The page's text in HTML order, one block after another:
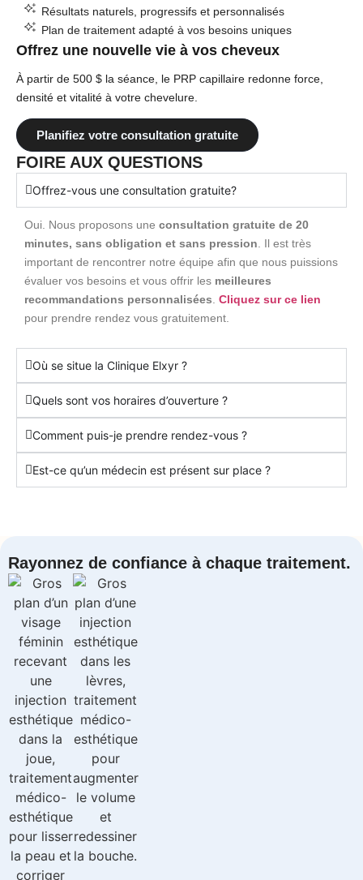
Résultats naturels, progressifs et personnalisés
Plan de traitement adapté à vos besoins uniques
Offrez une nouvelle vie à vos cheveux
À partir de 500 $ la séance, le PRP capillaire redonne force,
densité et vitalité à votre chevelure.
Planifiez votre consultation gratuite
FOIRE AUX QUESTIONS
Offrez-vous une consultation gratuite?
Oui. Nous proposons une consultation gratuite de 20
minutes, sans obligation et sans pression. Il est très
important de rencontrer notre équipe afin que nous puissions
évaluer vos besoins et vous offrir les meilleures
recommandations personnalisées. Cliquez sur ce lien
pour prendre rendez vous gratuitement.
Où se situe la Clinique Elxyr ?
Quels sont vos horaires d’ouverture ?
Comment puis-je prendre rendez-vous ?
Est-ce qu’un médecin est présent sur place ?
Rayonnez de confiance à chaque traitement.